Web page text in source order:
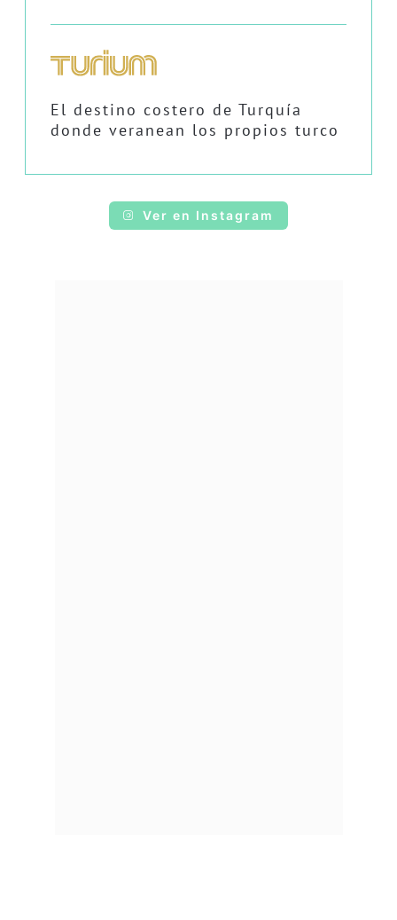
El destino costero de Turquía
donde veranean los propios turco
Ver en Instagram